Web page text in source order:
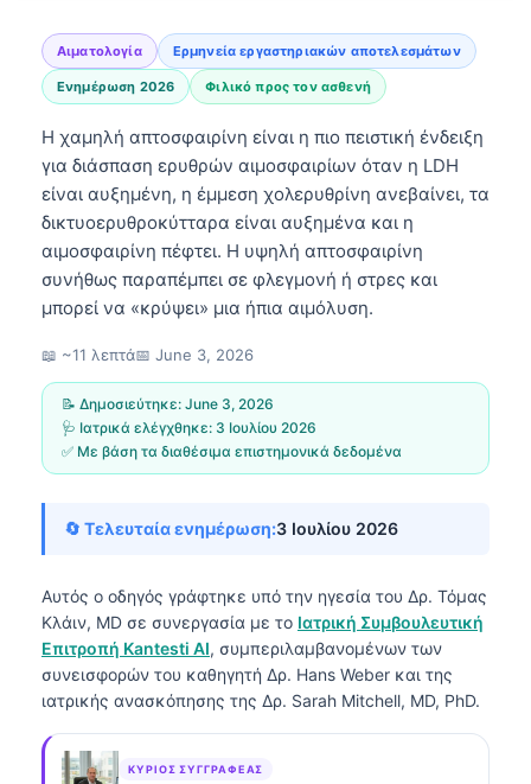
Αιματολογία Ερμηνεία εργαστηριακών αποτελεσμάτων
Ενημέρωση 2026 Φιλικό προς τον ασθενή
Η χαμηλή απτοσφαιρίνη είναι η πιο πειστική ένδειξη
για διάσπαση ερυθρών αιμοσφαιρίων όταν η LDH
είναι αυξημένη, η έμμεση χολερυθρίνη ανεβαίνει, τα
δικτυοερυθροκύτταρα είναι αυξημένα και η
αιμοσφαιρίνη πέφτει. Η υψηλή απτοσφαιρίνη
συνήθως παραπέμπει σε φλεγμονή ή στρες και
μπορεί να «κρύψει» μια ήπια αιμόλυση.
📖 ~11 λεπτά📅 June 3, 2026
📝 Δημοσιεύτηκε: June 3, 2026
🩺 Ιατρικά ελέγχθηκε: 3 Ιουλίου 2026
✅ Με βάση τα διαθέσιμα επιστημονικά δεδομένα
🔄 Τελευταία ενημέρωση:3 Ιουλίου 2026
Αυτός ο οδηγός γράφτηκε υπό την ηγεσία του Δρ. Τόμας
Κλάιν, MD σε συνεργασία με το Ιατρική Συμβουλευτική
Επιτροπή Kantesti AI, συμπεριλαμβανομένων των
συνεισφορών του καθηγητή Δρ. Hans Weber και της
ιατρικής ανασκόπησης της Δρ. Sarah Mitchell, MD, PhD.
ΚΎΡΙΟΣ ΣΥΓΓΡΑΦΈΑΣ